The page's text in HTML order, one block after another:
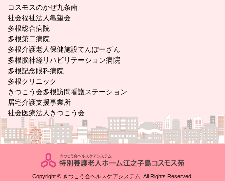
コスモスのかぜ九条南
社会福祉法人亀望会
多根総合病院
多根第二病院
多根介護老人保健施設てんぽーざん
多根脳神経リハビリテーション病院
多根記念眼科病院
多根クリニック
きつこう会多根訪問看護ステーション
居宅介護支援事業所
社会医療法人きつこう会
Copyright © きつこう会ヘルスケアシステム. All Rights Reserved.